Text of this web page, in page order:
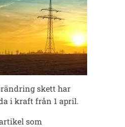
skett har
i kraft från 1 april.
som